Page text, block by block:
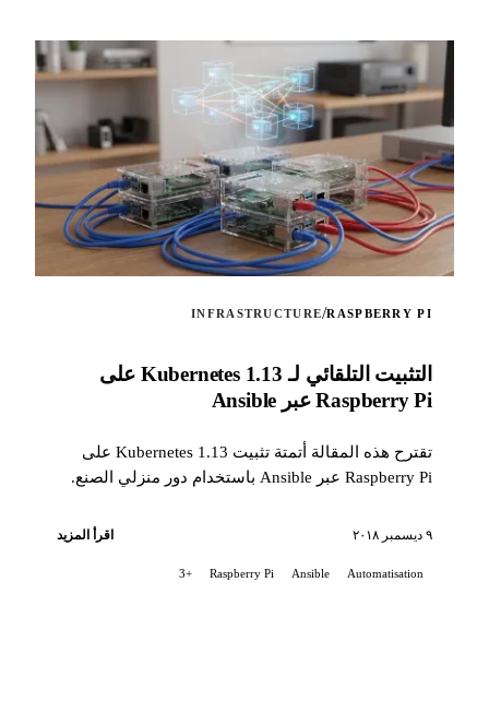
RASPBERRY PI
/
INFRASTRUCTURE
التثبيت التلقائي لـ Kubernetes 1.13 على
Raspberry Pi عبر Ansible
تقترح هذه المقالة أتمتة تثبيت Kubernetes 1.13 على
Raspberry Pi عبر Ansible باستخدام دور منزلي الصنع.
٩ ديسمبر ٢٠١٨ اقرأ المزيد
Automatisation
Ansible
Raspberry Pi
+3